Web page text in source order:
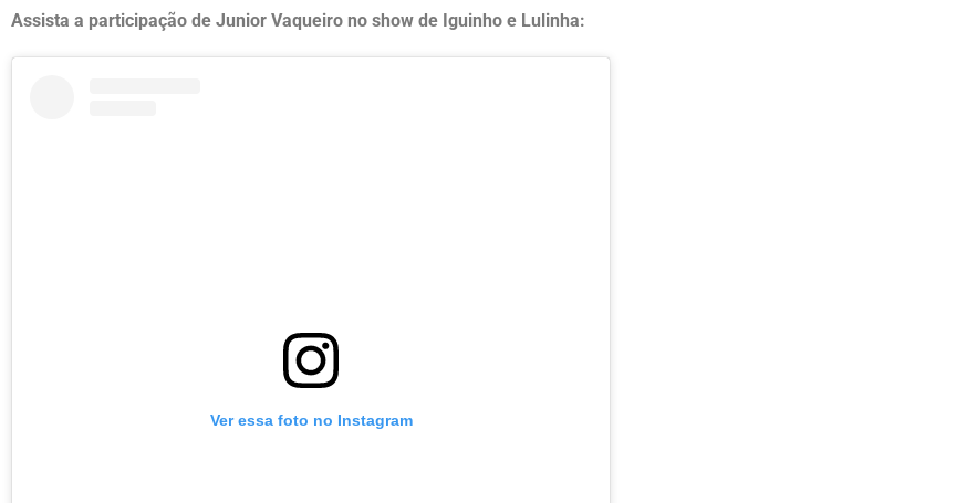
Assista a participação de Junior Vaqueiro no show de Iguinho e Lulinha:
Ver essa foto no Instagram